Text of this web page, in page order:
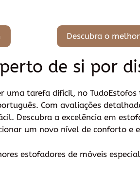
Descubra o
de si por
uma tarefa difícil, no
Com avaliações
Descubra a excelência em
um novo nível de conforto e
estofadores de móveis